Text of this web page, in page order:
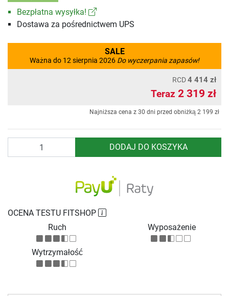
Bezpłatna wysyłka!
Dostawa za pośrednictwem UPS
SALE
Ważna do 12 sierpnia 2026 Do wyczerpania zapasów!
RCD4 414 zł
Teraz 2 319 zł
Najniższa cena z 30 dni przed obniżką 2 199 zł
DODAJ DO KOSZYKA
OCENA TESTU FITSHOP
Ruch
Wyposażenie
Wytrzymałość